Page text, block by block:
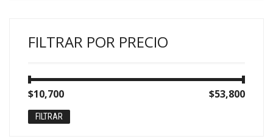
FILTRAR POR PRECIO
Precio
mínimo
Precio
máximo
FILTRAR
$10,700 $53,800